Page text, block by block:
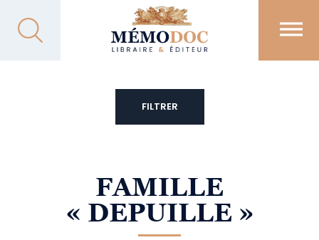
FAMILLE
« DEPUILLE »
FILTRER